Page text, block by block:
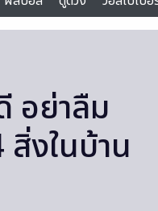
อย่าลืม
สิ่งในบ้าน